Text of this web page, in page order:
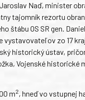
Naď, minister
tajomník rezortu
štábu OS SR gen.
vystavovateľov zo 17
historický ústav,
Vojenské historické
m2, hneď vo vstupnej